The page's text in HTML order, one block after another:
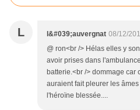
L l&#039;auvergnat 08/12/
@ ron<br /> Hélas elles y
avoir prises dans
batterie.<br /> dommage car
auraient fait pleurer les
l'héroïne blessée....